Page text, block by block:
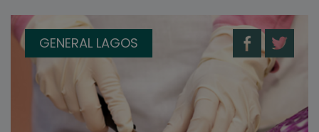
GENERAL LAGOS